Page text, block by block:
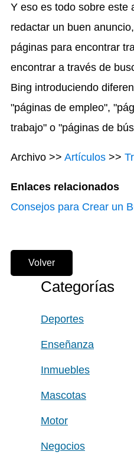
Y eso es todo sobre este
redactar un buen
páginas para encontrar
encontrar a través de
Bing introduciendo
"páginas de empleo",
trabajo" o "páginas de
Archivo >> Artículos>>
Enlaces relacionados
Consejos para Crear un
Volver
Categorías
Deportes
Enseñanza
Inmuebles
Mascotas
Motor
Negocios